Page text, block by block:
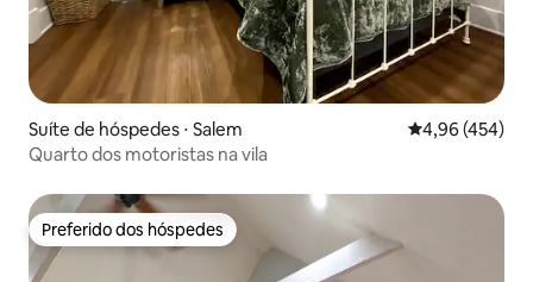
Suíte de hóspedes ⋅ Salem 4,96 de uma
4,96 (454)
Quarto dos motoristas na vila
Preferido dos hóspedes
Preferido dos hóspedes